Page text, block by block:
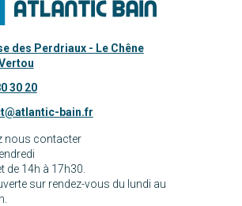
des Perdriaux - Le Chêne
30 20
bain.fr
nous contacter
de 14h à 17h30.
sur rendez-vous du lundi au